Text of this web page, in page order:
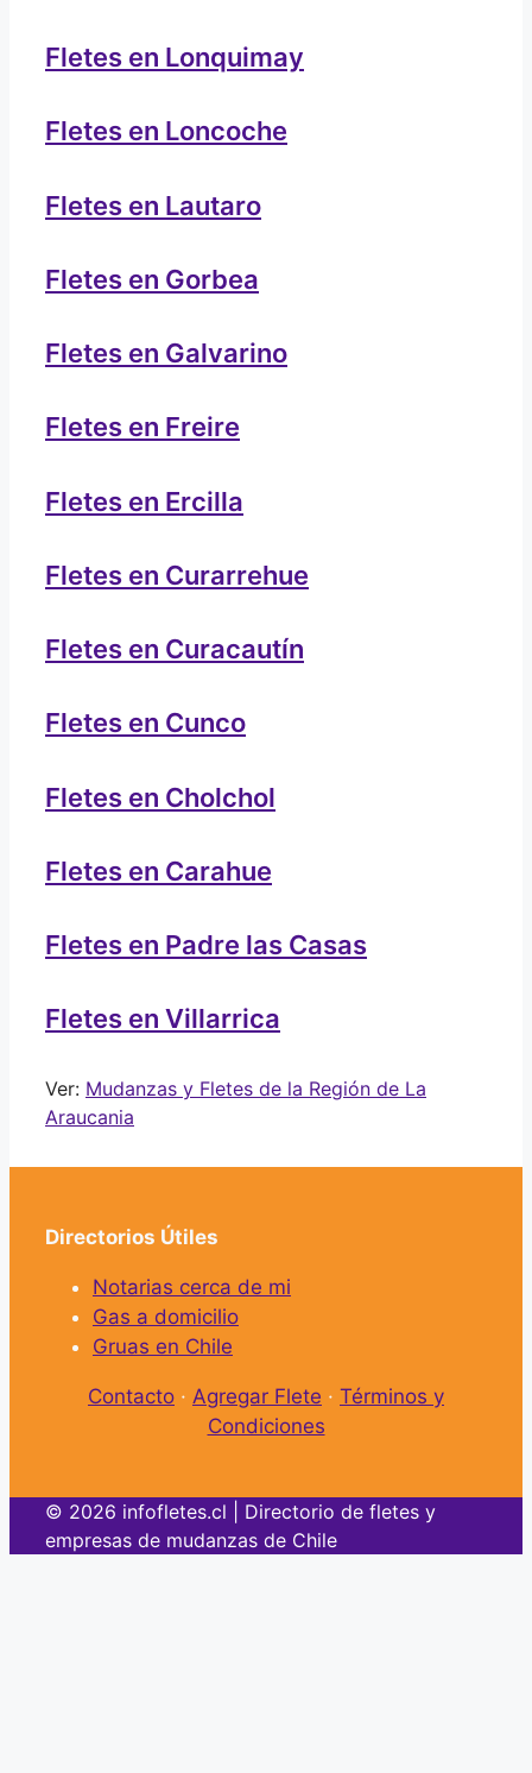
Fletes en Lonquimay
Fletes en Loncoche
Fletes en Lautaro
Fletes en Gorbea
Fletes en Galvarino
Fletes en Freire
Fletes en Ercilla
Fletes en Curarrehue
Fletes en Curacautín
Fletes en Cunco
Fletes en Cholchol
Fletes en Carahue
Fletes en Padre las Casas
Fletes en Villarrica
Ver: Mudanzas y Fletes de la Región de La
Araucania
Directorios Útiles
Notarias cerca de mi
Gas a domicilio
Gruas en Chile
Contacto · Agregar Flete · Términos y
Condiciones
© 2026 infofletes.cl | Directorio de fletes y
empresas de mudanzas de Chile